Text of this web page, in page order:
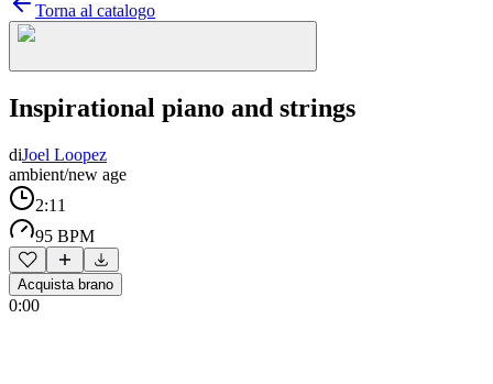
Torna al catalogo
Inspirational piano and strings
diJoel Loopez
ambient/new age
2:11
95 BPM
Acquista brano
0:00